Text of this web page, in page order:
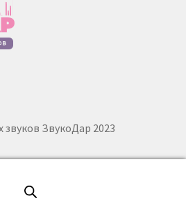
ЗвукоДар 2023